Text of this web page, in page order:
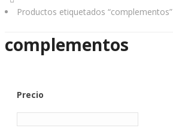
Productos etiquetados “complementos”
complementos
Precio